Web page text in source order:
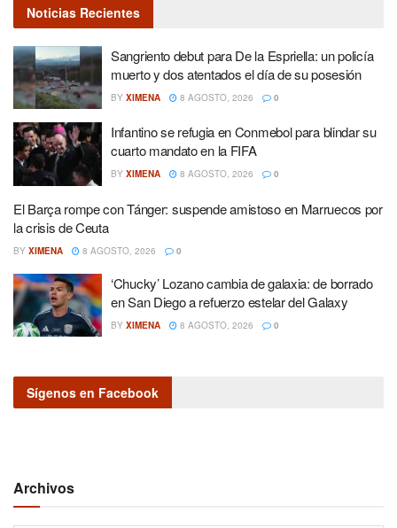
Noticias Recientes
Sangriento debut para De la Espriella: un policía
muerto y dos atentados el día de su posesión
BY XIMENA 8 AGOSTO, 2026 0
Infantino se refugia en Conmebol para blindar su
cuarto mandato en la FIFA
BY XIMENA 8 AGOSTO, 2026 0
El Barça rompe con Tánger: suspende amistoso en Marruecos por
la crisis de Ceuta
BY XIMENA 8 AGOSTO, 2026 0
‘Chucky’ Lozano cambia de galaxia: de borrado
en San Diego a refuerzo estelar del Galaxy
BY XIMENA 8 AGOSTO, 2026 0
Sígenos en Facebook
Archivos